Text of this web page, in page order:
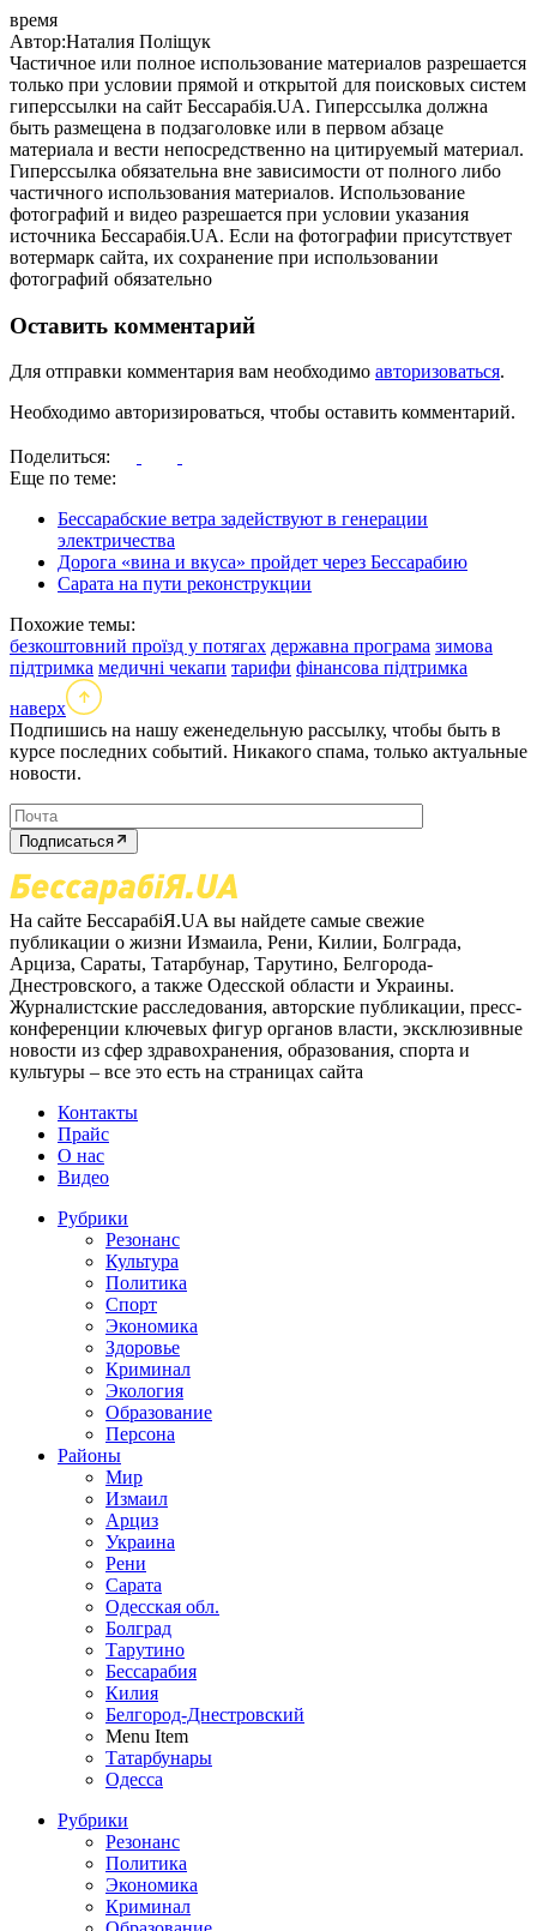
время
Автор:Наталия Поліщук
Частичное или полное использование материалов разрешается
только при условии прямой и открытой для поисковых систем
гиперссылки на сайт Бессарабія.UA. Гиперссылка должна
быть размещена в подзаголовке или в первом абзаце
материала и вести непосредственно на цитируемый материал.
Гиперссылка обязательна вне зависимости от полного либо
частичного использования материалов. Использование
фотографий и видео разрешается при условии указания
источника Бессарабія.UA. Если на фотографии присутствует
вотермарк сайта, их сохранение при использовании
фотографий обязательно
Оставить комментарий
Для отправки комментария вам необходимо авторизоваться.
Необходимо авторизироваться, чтобы оставить комментарий.
Поделиться:
Еще по теме:
Бессарабские ветра задействуют в генерации
электричества
Дорога «вина и вкуса» пройдет через Бессарабию
Сарата на пути реконструкции
Похожие темы:
безкоштовний проїзд у потягах державна програма зимова
підтримка медичні чекапи тарифи фінансова підтримка
наверх
Подпишись на нашу еженедельную рассылку, чтобы быть в
курсе последних событий. Никакого спама, только актуальные
новости.
Подписаться
На сайте БессарабіЯ.UA вы найдете самые свежие
публикации о жизни Измаила, Рени, Килии, Болграда,
Арциза, Сараты, Татарбунар, Тарутино, Белгорода-
Днестровского, а также Одесской области и Украины.
Журналистские расследования, авторские публикации, пресс-
конференции ключевых фигур органов власти, эксклюзивные
новости из сфер здравохранения, образования, спорта и
культуры – все это есть на страницах сайта
Контакты
Прайс
О нас
Видео
Рубрики
Резонанс
Культура
Политика
Спорт
Экономика
Здоровье
Криминал
Экология
Образование
Персона
Районы
Мир
Измаил
Арциз
Украина
Рени
Сарата
Одесская обл.
Болград
Тарутино
Бессарабия
Килия
Белгород-Днестровский
Menu Item
Татарбунары
Одесса
Рубрики
Резонанс
Политика
Экономика
Криминал